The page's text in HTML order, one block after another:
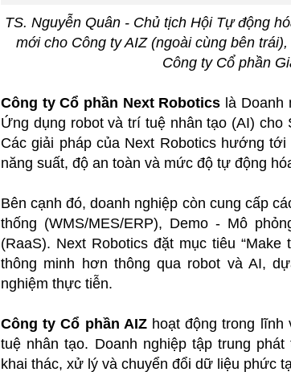
TS. Nguyễn Quân - Chủ tịch Hội Tự động
mới cho Công ty AIZ (ngoài cùng bên
Công ty Cổ phần
Công ty Cổ phần Next Robotics là Doanh
Ứng dụng robot và trí tuệ nhân tạo (AI)
Các giải pháp của Next Robotics hướng
năng suất, độ an toàn và mức độ tự động
Bên cạnh đó, doanh nghiệp còn cung cấp
thống (WMS/MES/ERP), Demo - Mô
(RaaS). Next Robotics đặt mục tiêu
thông minh hơn thông qua robot và AI,
nghiệm thực tiễn.
Công ty Cổ phần AIZhoạt động trong lĩnh
tuệ nhân tạo. Doanh nghiệp tập trung
khai thác, xử lý và chuyển đổi dữ liệu phức